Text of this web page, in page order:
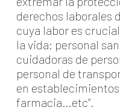
derechos laborales
cuya labor es
la vida: personal
cuidadoras de
personal de
en
farmacia…etc”.